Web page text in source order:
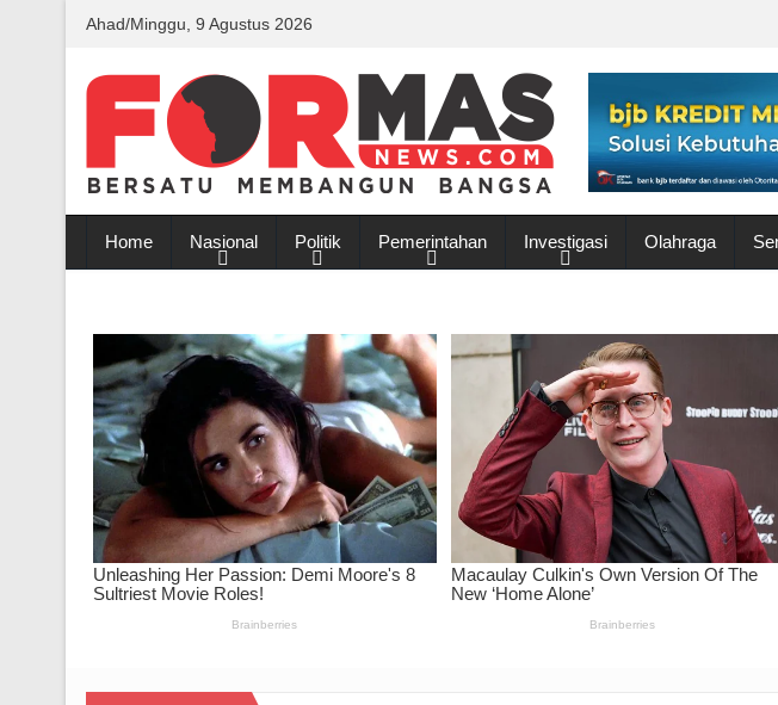
Ahad/Minggu, 9 Agustus 2026
Home Nasional Politik Pemerintahan Investigasi Olahraga